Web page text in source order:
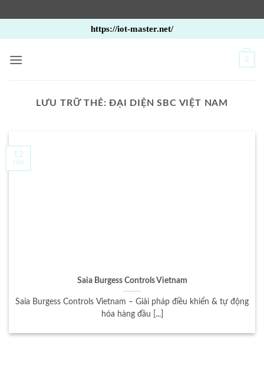
qua
nội
https://iot-master.net/
0
LƯU TRỮ THẺ:ĐẠI DIỆN SBC VIỆT NAM
Saia Burgess Controls Vietnam
Saia Burgess Controls Vietnam – Giải pháp điều khiển & tự động
hóa hàng đầu [...]
12
Th8